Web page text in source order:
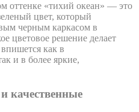
оттенке «тихий океан» — это
цвет, который
черным каркасом в
цветовое решение делает
как в
и в более яркие,
качественные